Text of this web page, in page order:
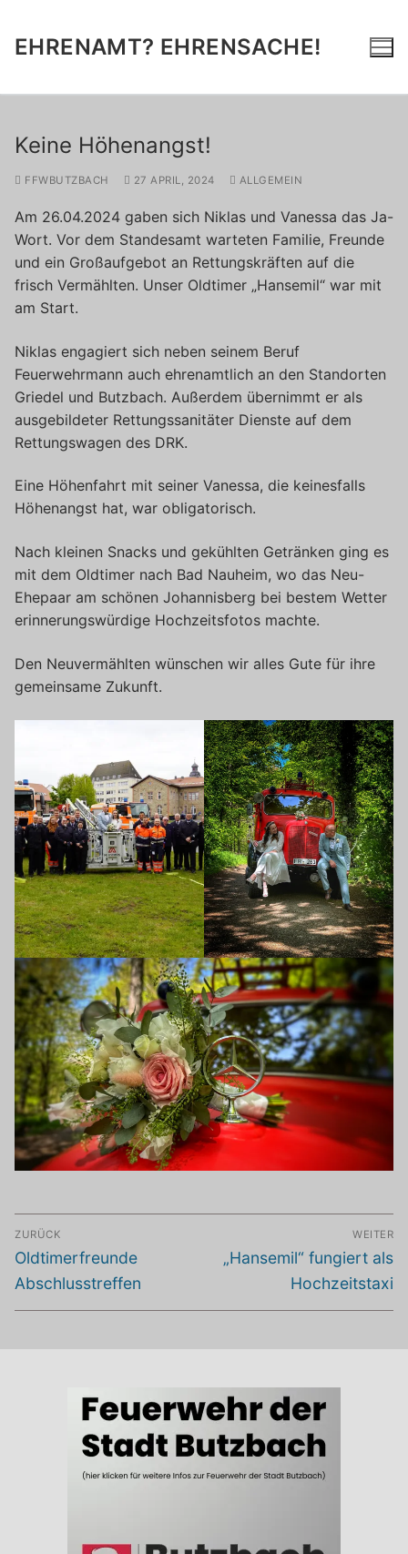
springen
EHRENAMT? EHRENSACHE!
Keine Höhenangst!
FFWBUTZBACH 27 APRIL, 2024 ALLGEMEIN
Am 26.04.2024 gaben sich Niklas und Vanessa das Ja-
Wort. Vor dem Standesamt warteten Familie, Freunde
und ein Großaufgebot an Rettungskräften auf die
frisch Vermählten. Unser Oldtimer „Hansemil“ war mit
am Start.
Niklas engagiert sich neben seinem Beruf
Feuerwehrmann auch ehrenamtlich an den Standorten
Griedel und Butzbach. Außerdem übernimmt er als
ausgebildeter Rettungssanitäter Dienste auf dem
Rettungswagen des DRK.
Eine Höhenfahrt mit seiner Vanessa, die keinesfalls
Höhenangst hat, war obligatorisch.
Nach kleinen Snacks und gekühlten Getränken ging es
mit dem Oldtimer nach Bad Nauheim, wo das Neu-
Ehepaar am schönen Johannisberg bei bestem Wetter
erinnerungswürdige Hochzeitsfotos machte.
Den Neuvermählten wünschen wir alles Gute für ihre
gemeinsame Zukunft.
Beitragsnavigation
ZURÜCK
Vorheriger
Beitrag:
Oldtimerfreunde
Abschlusstreffen
WEITER
Nächster
„Hansemil“ fungiert als
Hochzeitstaxi